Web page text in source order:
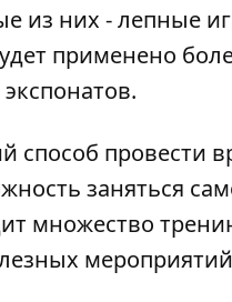
из них - лепные
применено
способ провести
заняться
множество